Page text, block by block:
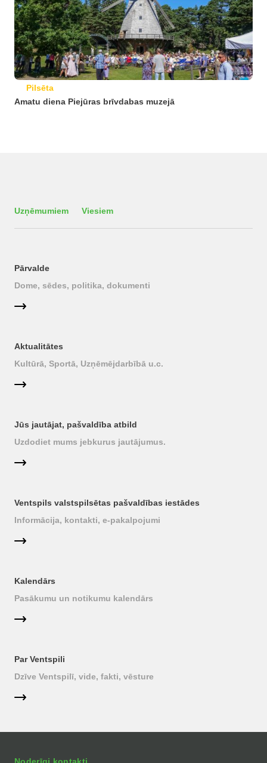
Pilsēta
Amatu diena Piejūras brīvdabas muzejā
Uzņēmumiem Viesiem
Pārvalde
Dome, sēdes, politika, dokumenti
Aktualitātes
Kultūrā, Sportā, Uzņēmējdarbībā u.c.
Jūs jautājat, pašvaldība atbild
Uzdodiet mums jebkurus jautājumus.
Ventspils valstspilsētas pašvaldības iestādes
Informācija, kontakti, e-pakalpojumi
Kalendārs
Pasākumu un notikumu kalendārs
Par Ventspili
Dzīve Ventspilī, vide, fakti, vēsture